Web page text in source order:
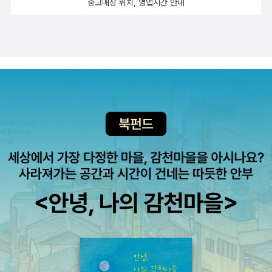
도 몰라》는 외톨이, 가정 폭력에 대해 이야기하고 있습니다. 무거운
처: '우리는 외계에서 왔을지도 몰라' 표지에서 발췌)
주 다닌다는 이유도 마찬가지다. 이 둘이 만나 서로를 진정 이해하고
서로에게 위안이 되면서 자신들의 문제가 모두 해결되지는 못해도 다
시 앞으로 나갈 내면의 힘이 생겼다. 나의 전부를 믿어주고 걱정해주
는 친구가 있다는 것은, 행복이다.
끔은 남보다 못할때가 있다. 가장 큰 상처를 주고 평생 잊지 못할 상처
살아가는 아이들. 그 아이들에게 작은 용기와 희망을 주고 있다는 생
각을 한다. 어둠 같은 시간일지도 모른다. 그 어둠속에 빠져 빛이 자신
만 그래도 힘내서 어둠을 헤쳐나가야하지 않을까. 조냐도 쥐죽이 그
런 모습을 살아가길 바란다.
중고매장 위치, 영업시간 안내